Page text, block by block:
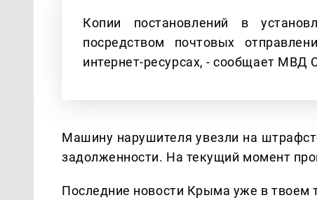
Копии постановлений в
посредством почтовых
интернет-ресурсах, - сообщает МВД
Машину нарушителя увезли на
задолженности. На текущий момент
Последние новости Крыма уже в твоем